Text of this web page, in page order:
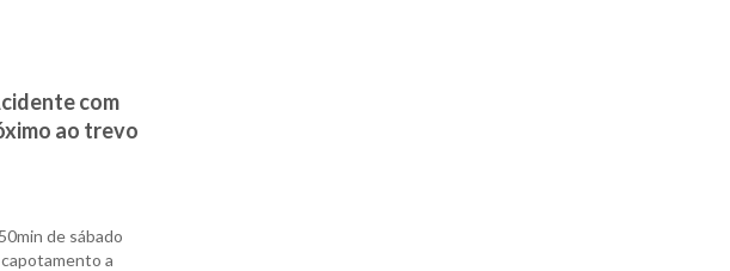
com
ao trevo
de sábado
a